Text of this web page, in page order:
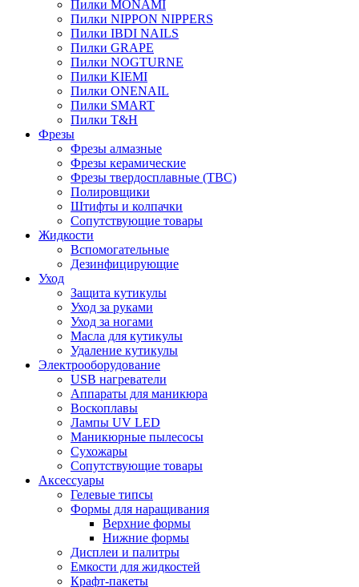
Пилки MONAMI
Пилки NIPPON NIPPERS
Пилки IBDI NAILS
Пилки GRAPE
Пилки NOGTURNE
Пилки KIEMI
Пилки ONENAIL
Пилки SMART
Пилки T&H
Фрезы
Фрезы алмазные
Фрезы керамические
Фрезы твердосплавные (ТВС)
Полировщики
Штифты и колпачки
Сопутствующие товары
Жидкости
Вспомогательные
Дезинфицирующие
Уход
Защита кутикулы
Уход за руками
Уход за ногами
Масла для кутикулы
Удаление кутикулы
Электрооборудование
USB нагреватели
Аппараты для маникюра
Воскоплавы
Лампы UV LED
Маникюрные пылесосы
Сухожары
Сопутствующие товары
Аксессуары
Гелевые типсы
Формы для наращивания
Верхние формы
Нижние формы
Дисплеи и палитры
Емкости для жидкостей
Крафт-пакеты